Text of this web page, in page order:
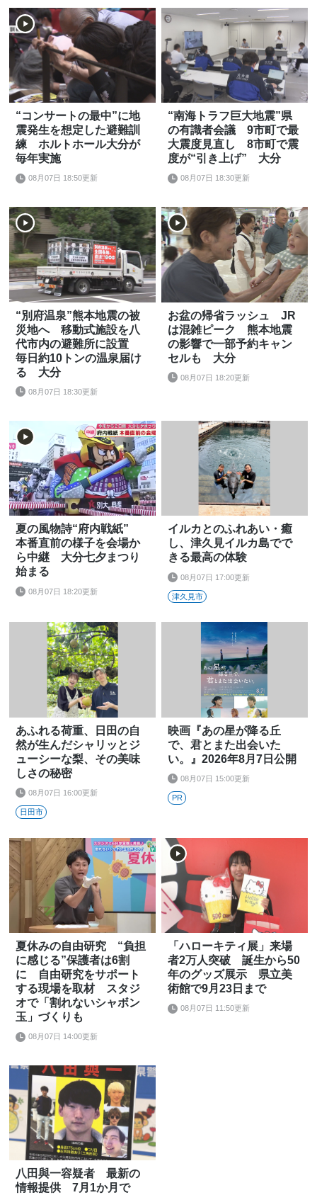
“コンサートの最中”に地
震発生を想定した避難訓
練 ホルトホール大分が
毎年実施
08月07日 18:50更新
“南海トラフ巨大地震”県
の有識者会議 9市町で最
大震度見直し 8市町で震
度が“引き上げ” 大分
08月07日 18:30更新
“別府温泉”熊本地震の被
災地へ 移動式施設を八
代市内の避難所に設置
毎日約10トンの温泉届け
る 大分
08月07日 18:30更新
お盆の帰省ラッシュ JR
は混雑ピーク 熊本地震
の影響で一部予約キャン
セルも 大分
08月07日 18:20更新
夏の風物詩“府内戦紙”
本番直前の様子を会場か
ら中継 大分七夕まつり
始まる
08月07日 18:20更新
イルカとのふれあい・癒
し、津久見イルカ島でで
きる最高の体験
08月07日 17:00更新
津久見市
あふれる荷重、日田の自
然が生んだシャリッとジ
ューシーな梨、その美味
しさの秘密
08月07日 16:00更新
日田市
映画『あの星が降る丘
で、君とまた出会いた
い。』2026年8月7日公開
08月07日 15:00更新
PR
夏休みの自由研究 “負担
に感じる”保護者は6割
に 自由研究をサポート
する現場を取材 スタジ
オで「割れないシャボン
玉」づくりも
08月07日 14:00更新
「ハローキティ展」来場
者2万人突破 誕生から50
年のグッズ展示 県立美
術館で9月23日まで
08月07日 11:50更新
八田與一容疑者 最新の
情報提供 7月1か月で